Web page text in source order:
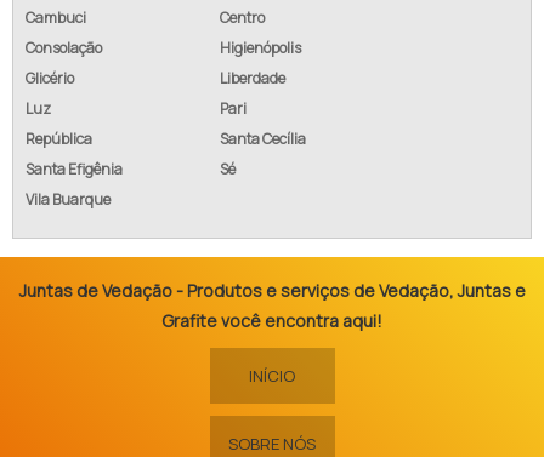
Cambuci
Centro
Consolação
Higienópolis
Glicério
Liberdade
Luz
Pari
República
Santa Cecília
Santa Efigênia
Sé
Vila Buarque
Juntas de Vedação - Produtos e serviços de Vedação, Juntas e
Grafite você encontra aqui!
INÍCIO
SOBRE NÓS